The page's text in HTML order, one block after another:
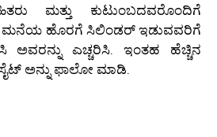
ಮತ್ತು ಕುಟುಂಬದವರೊಂದಿಗೆ
ಮನೆಯ ಹೊರಗೆ ಸಿಲಿಂಡರ್ ಇಡುವವರಿಗೆ
ಅವರನ್ನು ಎಚ್ಚರಿಸಿ. ಇಂತಹ ಹೆಚ್ಚಿನ
ಅನ್ನು ಫಾಲೋ ಮಾಡಿ.